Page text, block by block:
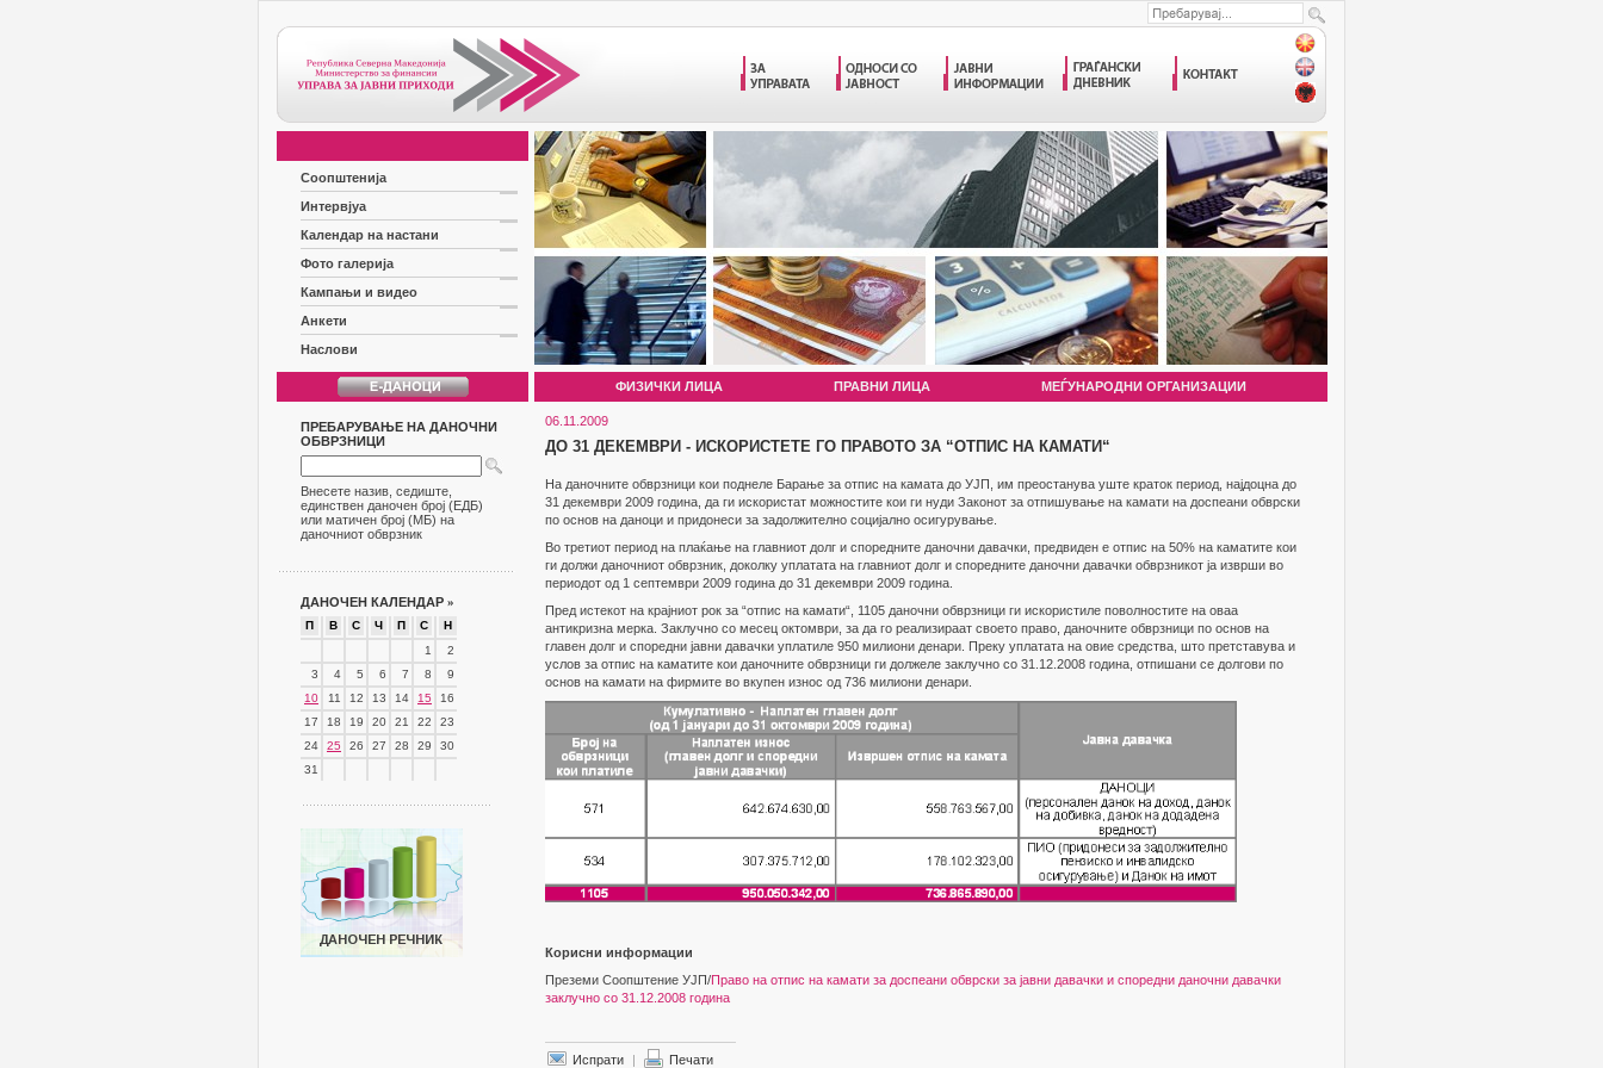
Соопштенија
Интервјуа
Календар на настани
Фото галерија
Кампањи и видео
Анкети
Наслови
ФИЗИЧКИ ЛИЦА ПРАВНИ ЛИЦА МЕЃУНАРОДНИ ОРГАНИЗАЦИИ
ПРЕБАРУВАЊЕ НА ДАНОЧНИ
ОБВРЗНИЦИ
Внесете назив, седиште,
единствен даночен број (ЕДБ)
или матичен број (МБ) на
даночниот обврзник
ДАНОЧЕН КАЛЕНДАР »
П В С Ч П С
Н
1
2
3
4 5 6 7 8
9
10
11 12 13 14 15
16
17
18 19 20 21 22
23
24
25 26 27 28 29
30
31
06.11.2009
ДО 31 ДЕКЕМВРИ - ИСКОРИСТЕТЕ ГО ПРАВОТО ЗА “ОТПИС НА КАМАТИ“
На даночните обврзници кои поднеле Барање за отпис на камата до УЈП, им преостанува уште краток период, најдоцна до
31 декември 2009 година, да ги искористат можностите кои ги нуди Законот за отпишување на камати на доспеани обврски
по основ на даноци и придонеси за задолжително социјално осигурување.
Во третиот период на плаќање на главниот долг и споредните даночни давачки, предвиден е отпис на 50% на каматите кои
ги должи даночниот обврзник, доколку уплатата на главниот долг и споредните даночни давачки обврзникот ја изврши во
периодот од 1 септември 2009 година до 31 декември 2009 година.
Пред истекот на крајниот рок за “отпис на камати“, 1105 даночни обврзници ги искористиле поволностите на оваа
антикризна мерка. Заклучно со месец октомври, за да го реализираат своето право, даночните обврзници по основ на
главен долг и споредни јавни давачки уплатиле 950 милиони денари. Преку уплатата на овие средства, што претставува и
услов за отпис на каматите кои даночните обврзници ги должеле заклучно со 31.12.2008 година, отпишани се долгови по
основ на камати на фирмите во вкупен износ од 736 милиони денари.
Корисни информации
Преземи Соопштение УЈП/Право на отпис на камати за доспеани обврски за јавни давачки и споредни даночни давачки
заклучно со 31.12.2008 година
Испрати | Печати